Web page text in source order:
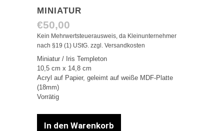
MINIATUR
€50,00
Kein Mehrwertsteuerausweis, da Kleinunternehmer
nach §19 (1) UStG. zzgl. Versandkosten
Miniatur / Iris Templeton
10,5 cm x 14,8 cm
Acryl auf Papier, geleimt auf weiße MDF-Platte
(18mm)
Vorrätig
Miniatur
In den Warenkorb